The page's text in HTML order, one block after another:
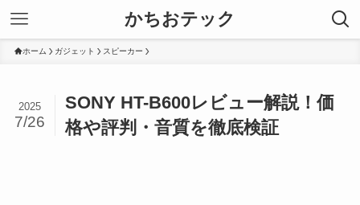
かちおテック
ホーム ガジェット スピーカー
SONY HT-B600レビュー解説！価
格や評判・音質を徹底検証
2025
7/26